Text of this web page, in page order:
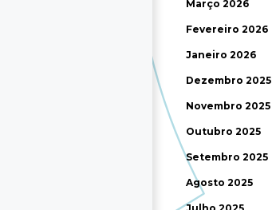
Março 2026
Fevereiro 2026
Janeiro 2026
Dezembro 2025
Novembro 2025
Outubro 2025
Setembro 2025
Agosto 2025